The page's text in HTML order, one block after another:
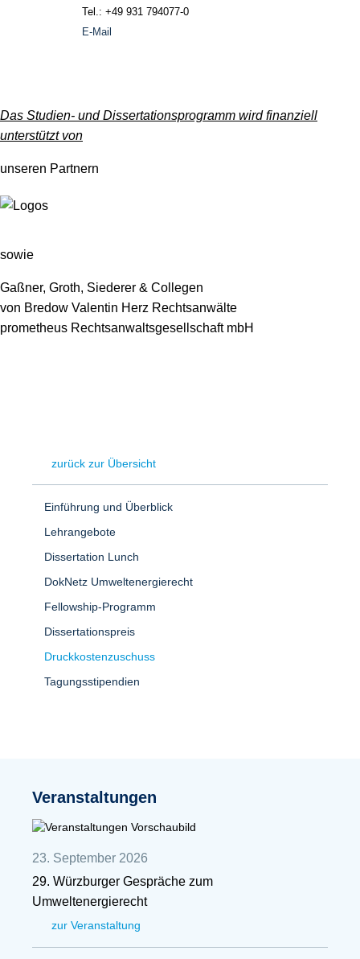
Tel.: +49 931 794077-0
E-Mail
Das Studien- und Dissertationsprogramm wird finanziell
unterstützt von
unseren Partnern
sowie
Gaßner, Groth, Siederer & Collegen
von Bredow Valentin Herz Rechtsanwälte
prometheus Rechtsanwaltsgesellschaft mbH
zurück zur Übersicht
Einführung und Überblick
Lehrangebote
Dissertation Lunch
DokNetz Umweltenergierecht
Fellowship-Programm
Dissertationspreis
Druckkostenzuschuss
Tagungsstipendien
Veranstaltungen
23. September 2026
29. Würzburger Gespräche zum
Umweltenergierecht
zur Veranstaltung